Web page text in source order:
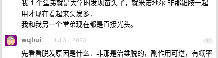
我 1 个堂弟就是大学时发现苗头了，就米诺地尔 非那雄胺一起
用才现在看起来头发多，
我和我另一个堂弟现在都是直接光头。
44
wqhui Jul 31, 2023
先看看脱发原因是什么，非那是治雄脱的，副作用可逆，有概率